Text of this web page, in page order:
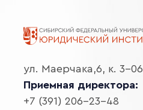
ул. Маерчака,6, к. 3-06
Приемная директора:
+7 (391) 206-23-48